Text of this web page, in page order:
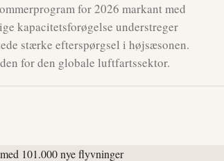
for 2026 markant med
kapacitetsforøgelse understreger
stærke efterspørgsel i højsæsonen.
for den globale luftfartssektor.